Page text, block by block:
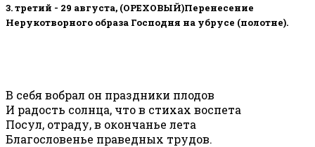
3. третий - 29 августа, (ОРЕХОВЫЙ)Перенесение
Нерукотворного образа Господня на убрусе (полотне).
В себя вобрал он праздники плодов
И радость солнца, что в стихах воспета
Посул, отраду, в окончанье лета
Благословенье праведных трудов.